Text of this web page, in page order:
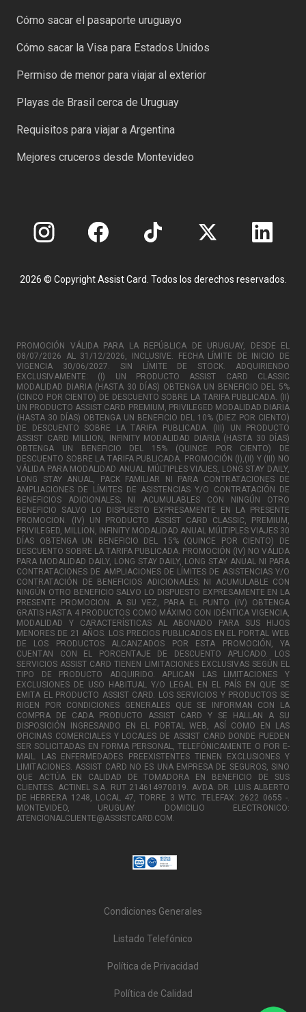
Cómo sacar el pasaporte uruguayo
Cómo sacar la Visa para Estados Unidos
Permiso de menor para viajar al exterior
Playas de Brasil cerca de Uruguay
Requisitos para viajar a Argentina
Mejores cruceros desde Montevideo
2026 © Copyright Assist Card. Todos los derechos reservados.
PROMOCIÓN VÁLIDA PARA LA REPÚBLICA DE URUGUAY, DESDE EL
08/07/2026 AL 31/12/2026, INCLUSIVE. FECHA LÍMITE DE INICIO DE
VIGENCIA 30/06/2027. SIN LÍMITE DE STOCK. ADQUIRIENDO
EXCLUSIVAMENTE: (I) UN PRODUCTO ASSIST CARD CLASSIC
MODALIDAD DIARIA (HASTA 30 DÍAS) OBTENGA UN BENEFICIO DEL 5%
(CINCO POR CIENTO) DE DESCUENTO SOBRE LA TARIFA PUBLICADA. (II)
UN PRODUCTO ASSIST CARD PREMIUM, PRIVILEGED MODALIDAD DIARIA
(HASTA 30 DÍAS) OBTENGA UN BENEFICIO DEL 10% (DIEZ POR CIENTO)
DE DESCUENTO SOBRE LA TARIFA PUBLICADA. (III) UN PRODUCTO
ASSIST CARD MILLION, INFINITY MODALIDAD DIARIA (HASTA 30 DÍAS)
OBTENGA UN BENEFICIO DEL 15% (QUINCE POR CIENTO) DE
DESCUENTO SOBRE LA TARIFA PUBLICADA. PROMOCIÓN (I),(II) Y (III) NO
VÁLIDA PARA MODALIDAD ANUAL MÚLTIPLES VIAJES, LONG STAY DAILY,
LONG STAY ANUAL, PACK FAMILIAR NI PARA CONTRATACIONES DE
AMPLIACIONES DE LÍMITES DE ASISTENCIAS Y/O CONTRATACIÓN DE
BENEFICIOS ADICIONALES; NI ACUMULABLES CON NINGÚN OTRO
BENEFICIO SALVO LO DISPUESTO EXPRESAMENTE EN LA PRESENTE
PROMOCION. (IV) UN PRODUCTO ASSIST CARD CLASSIC, PREMIUM,
PRIVILEGED, MILLION, INFINITY MODALIDAD ANUAL MÚLTIPLES VIAJES 30
DÍAS OBTENGA UN BENEFICIO DEL 15% (QUINCE POR CIENTO) DE
DESCUENTO SOBRE LA TARIFA PUBLICADA. PROMOCIÓN (IV) NO VÁLIDA
PARA MODALIDAD DAILY, LONG STAY DAILY, LONG STAY ANUAL NI PARA
CONTRATACIONES DE AMPLIACIONES DE LÍMITES DE ASISTENCIAS Y/O
CONTRATACIÓN DE BENEFICIOS ADICIONALES; NI ACUMULABLE CON
NINGÚN OTRO BENEFICIO SALVO LO DISPUESTO EXPRESAMENTE EN LA
PRESENTE PROMOCION. A SU VEZ, PARA EL PUNTO (IV) OBTENGA
GRATIS HASTA 4 PRODUCTOS COMO MÁXIMO CON IDÉNTICA VIGENCIA,
MODALIDAD Y CARACTERÍSTICAS AL ABONADO PARA SUS HIJOS
MENORES DE 21 AÑOS. LOS PRECIOS PUBLICADOS EN EL PORTAL WEB
DE LOS PRODUCTOS ALCANZADOS POR ESTA PROMOCIÓN, YA
CUENTAN CON EL PORCENTAJE DE DESCUENTO APLICADO. LOS
SERVICIOS ASSIST CARD TIENEN LIMITACIONES EXCLUSIVAS SEGÚN EL
TIPO DE PRODUCTO ADQUIRIDO. APLICAN LAS LIMITACIONES Y
EXCLUSIONES DE USO HABITUAL Y/O LEGAL EN EL PAÍS EN QUE SE
EMITA EL PRODUCTO ASSIST CARD. LOS SERVICIOS Y PRODUCTOS SE
RIGEN POR CONDICIONES GENERALES QUE SE INFORMAN CON LA
COMPRA DE CADA PRODUCTO ASSIST CARD Y SE HALLAN A SU
DISPOSICIÓN INGRESANDO EN EL PORTAL WEB, ASÍ COMO EN LAS
OFICINAS COMERCIALES Y LOCALES DE ASSIST CARD DONDE PUEDEN
SER SOLICITADAS EN FORMA PERSONAL, TELEFÓNICAMENTE O POR E-
MAIL. LAS ENFERMEDADES PREEXISTENTES TIENEN EXCLUSIONES Y
LIMITACIONES. ASSIST CARD NO ES UNA EMPRESA DE SEGUROS, SINO
QUE ACTÚA EN CALIDAD DE TOMADORA EN BENEFICIO DE SUS
CLIENTES. ACTINEL S.A. RUT 214614970019. AVDA. DR. LUIS ALBERTO
DE HERRERA 1248, LOCAL 47, TORRE 3 WTC. TELEFAX: 2622 0655 -.
MONTEVIDEO, URUGUAY. DOMICILIO ELECTRONICO:
ATENCIONALCLIENTE@ASSISTCARD.COM.
Condiciones Generales
Listado Telefónico
Política de Privacidad
Política de Calidad